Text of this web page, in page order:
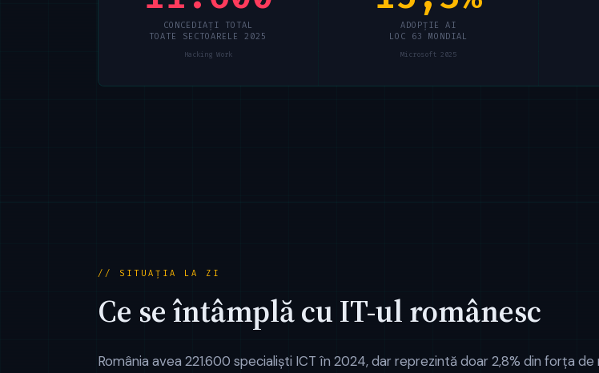
CONCEDIAȚI TOTAL
TOATE SECTOARELE 2025
Hacking Work
ADOPȚIE AI
LOC 63 MONDIAL
Microsoft 2025
// SITUAȚIA LA ZI
Ce se întâmplă cu IT-ul românesc
România avea 221.600 specialiști ICT în 2024, dar reprezintă doar 2,8% din forța